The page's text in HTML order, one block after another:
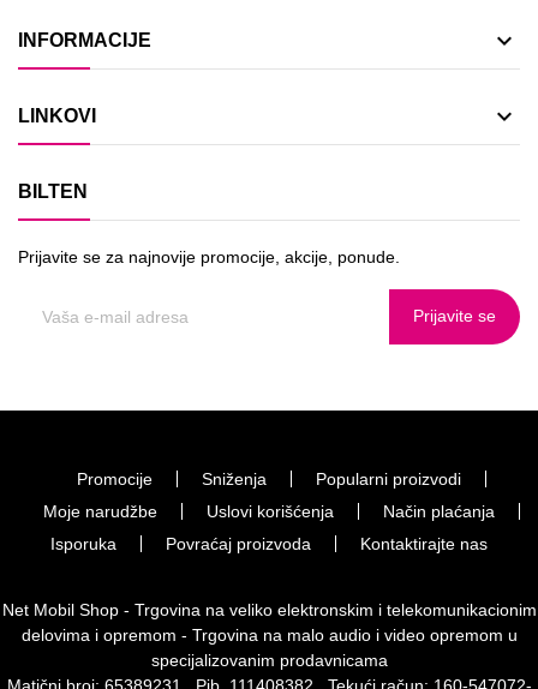
INFORMACIJE 
LINKOVI 
BILTEN
Prijavite se za najnovije promocije, akcije, ponude.
Prijavite se
Promocije Sniženja
Popularni proizvodi
Moje narudžbe
Uslovi korišćenja
Način plaćanja
Isporuka
Povraćaj proizvoda Kontaktirajte nas
Net Mobil Shop - Trgovina na veliko elektronskim i telekomunikacionim
delovima i opremom - Trgovina na malo audio i video opremom u
specijalizovanim prodavnicama